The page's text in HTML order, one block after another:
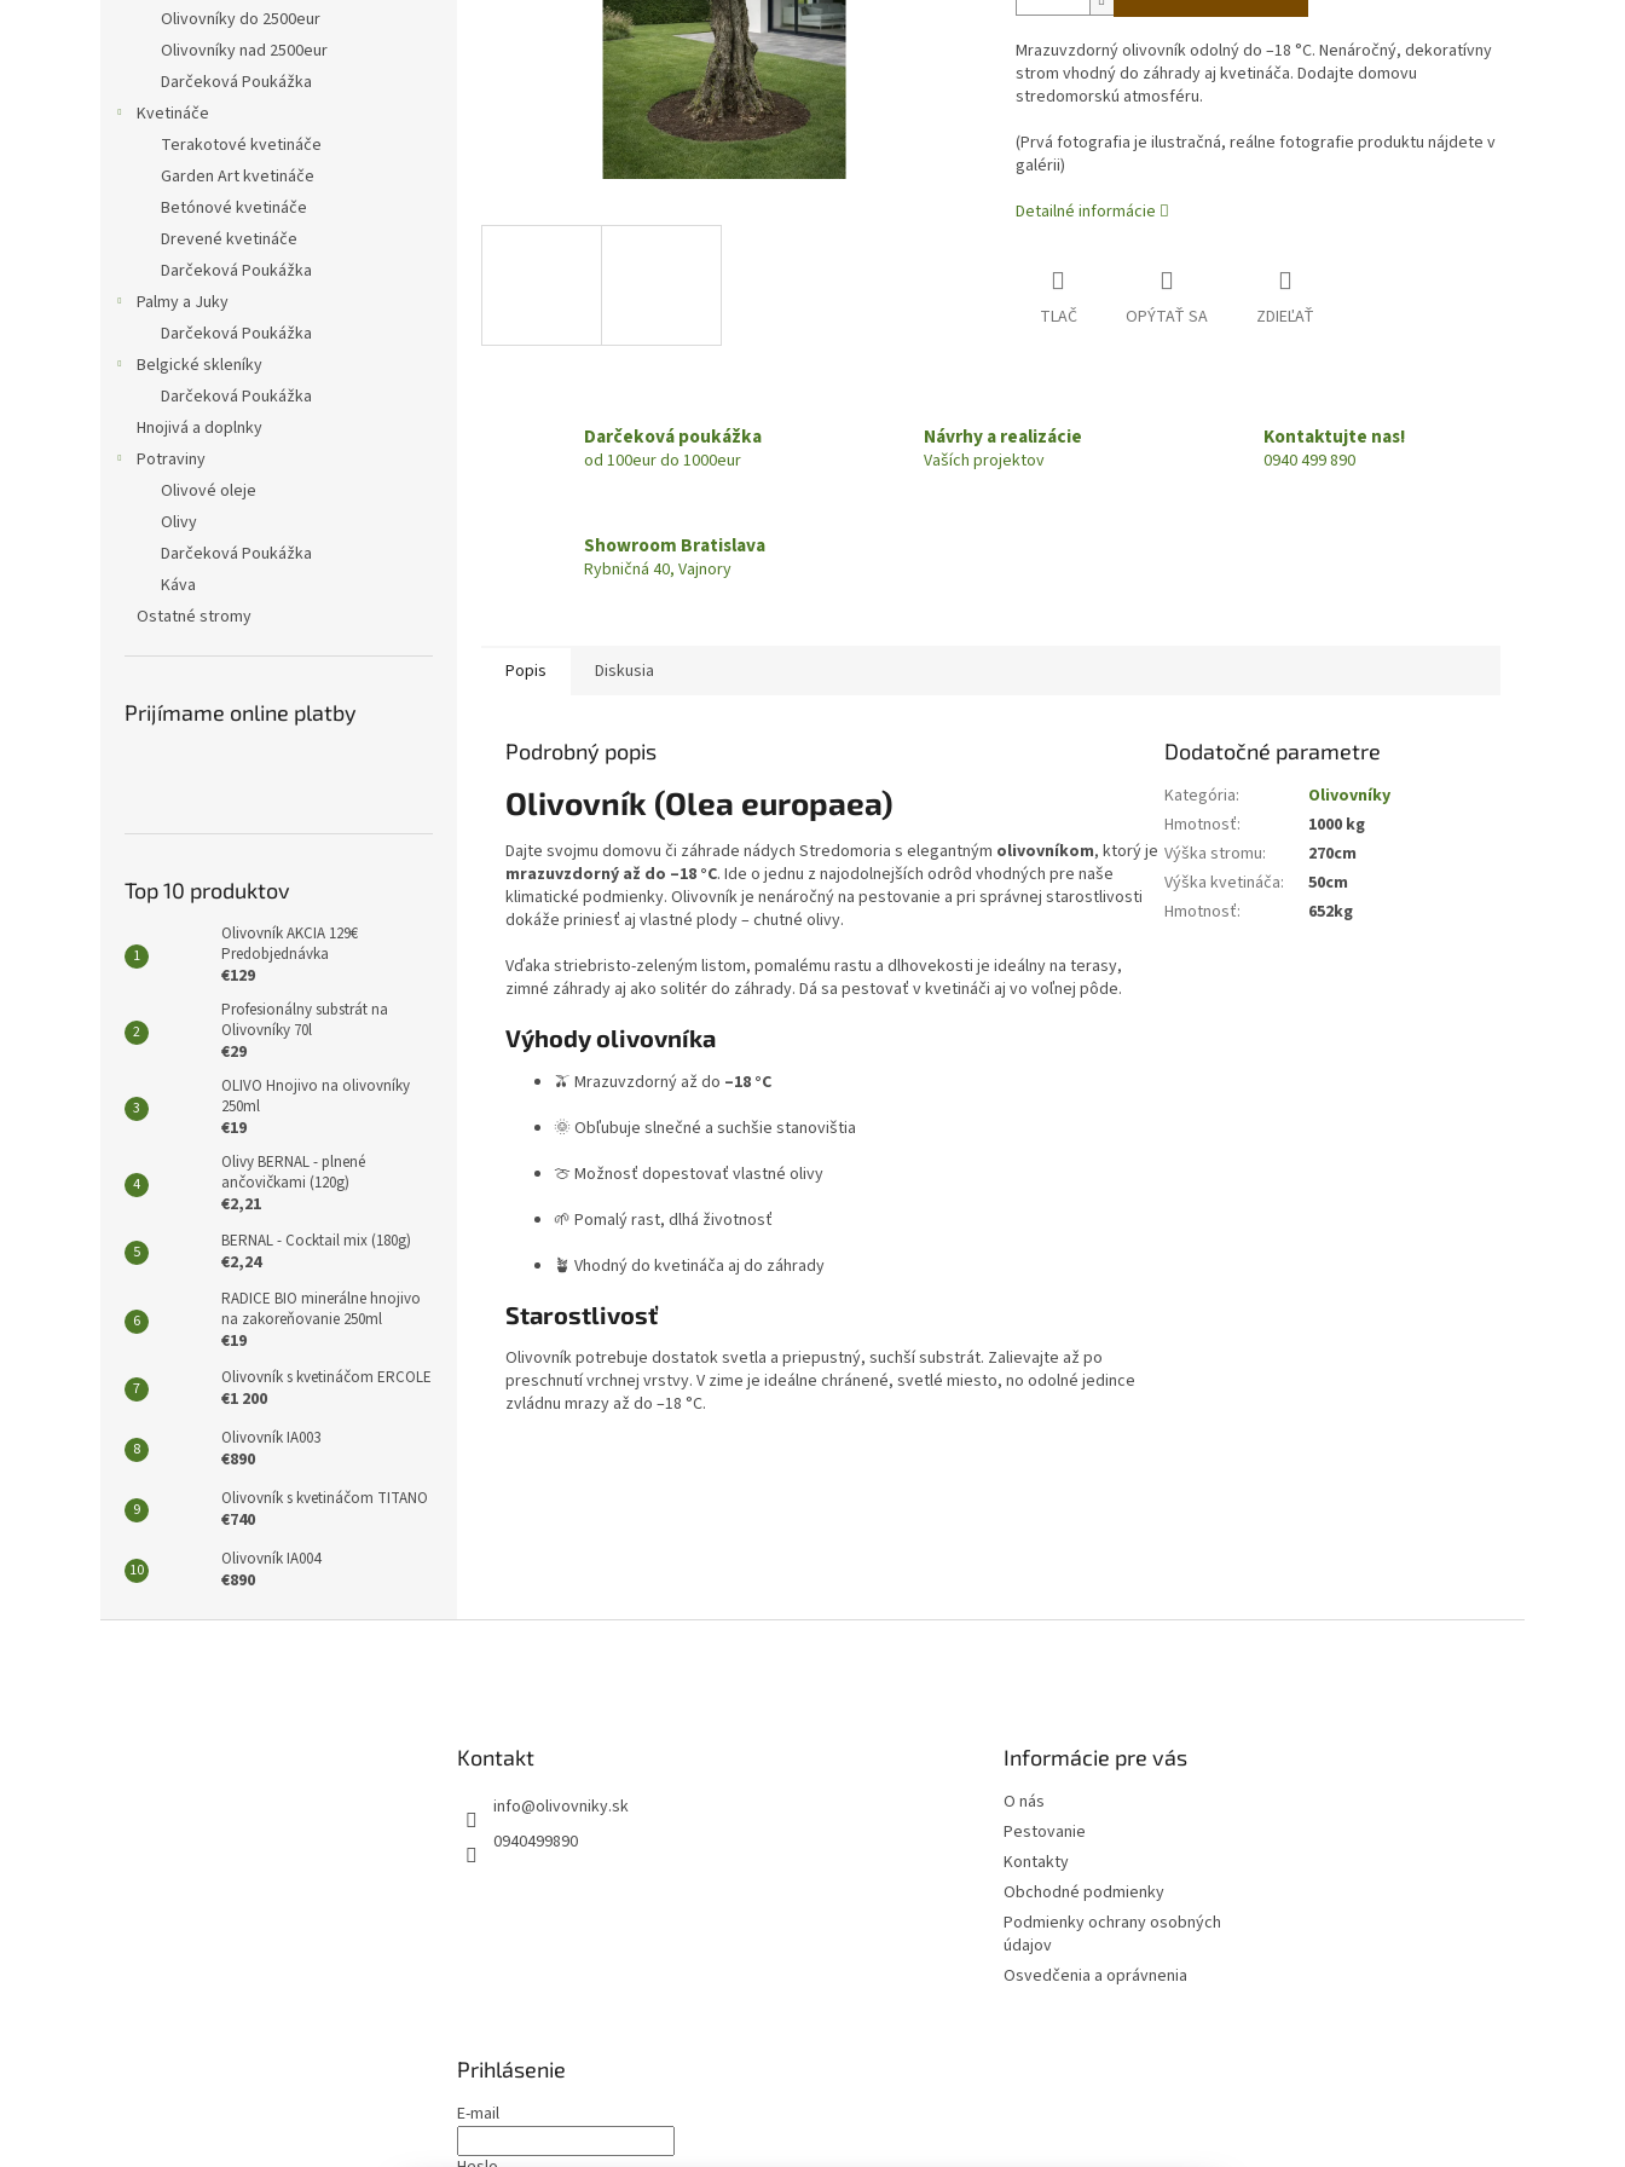
Olivovníky do 2500eur
Olivovníky nad 2500eur
Darčeková Poukážka
Kvetináče
Terakotové kvetináče
Garden Art kvetináče
Betónové kvetináče
Drevené kvetináče
Darčeková Poukážka
Palmy a Juky
Darčeková Poukážka
Belgické skleníky
Darčeková Poukážka
Hnojivá a doplnky
Potraviny
Olivové oleje
Olivy
Darčeková Poukážka
Káva
Ostatné stromy
Prijímame online platby
Top 10 produktov
Olivovník AKCIA 129€
Predobjednávka
€129
Profesionálny substrát na
Olivovníky 70l
€29
OLIVO Hnojivo na olivovníky
250ml
€19
Olivy BERNAL - plnené
ančovičkami (120g)
€2,21
BERNAL - Cocktail mix (180g)
€2,24
RADICE BIO minerálne hnojivo
na zakoreňovanie 250ml
€19
Olivovník s kvetináčom ERCOLE
€1 200
Olivovník IA003
€890
Olivovník s kvetináčom TITANO
€740
Olivovník IA004
€890
Mrazuvzdorný olivovník odolný do –18 °C. Nenáročný, dekoratívny
strom vhodný do záhrady aj kvetináča. Dodajte domovu
stredomorskú atmosféru.
(Prvá fotografia je ilustračná, reálne fotografie produktu nájdete v
galérii)
Detailné informácie
TLAČ OPÝTAŤ SA ZDIEĽAŤ
Darčeková poukážka
od 100eur do 1000eur
Návrhy a realizácie
Vaších projektov
Kontaktujte nas!
0940 499 890
Showroom Bratislava
Rybničná 40, Vajnory
Popis Diskusia
Podrobný popis
Olivovník (Olea europaea)
Dajte svojmu domovu či záhrade nádych Stredomoria s elegantným olivovníkom, ktorý je
mrazuvzdorný až do –18 °C. Ide o jednu z najodolnejších odrôd vhodných pre naše
klimatické podmienky. Olivovník je nenáročný na pestovanie a pri správnej starostlivosti
dokáže priniesť aj vlastné plody – chutné olivy.
Vďaka striebristo-zeleným listom, pomalému rastu a dlhovekosti je ideálny na terasy,
zimné záhrady aj ako solitér do záhrady. Dá sa pestovať v kvetináči aj vo voľnej pôde.
Výhody olivovníka
🫒 Mrazuvzdorný až do –18 °C
🌞 Obľubuje slnečné a suchšie stanovištia
🍈 Možnosť dopestovať vlastné olivy
🌱 Pomalý rast, dlhá životnosť
🪴 Vhodný do kvetináča aj do záhrady
Starostlivosť
Olivovník potrebuje dostatok svetla a priepustný, suchší substrát. Zalievajte až po
preschnutí vrchnej vrstvy. V zime je ideálne chránené, svetlé miesto, no odolné jedince
zvládnu mrazy až do –18 °C.
Dodatočné parametre
Kategória:
Olivovníky
Hmotnosť:
1000 kg
Výška stromu:
270cm
Výška kvetináča:
50cm
Hmotnosť: 652kg
Kontakt
info@olivovniky.sk
0940499890
Informácie pre vás
O nás
Pestovanie
Kontakty
Obchodné podmienky
Podmienky ochrany osobných
údajov
Osvedčenia a oprávnenia
Prihlásenie
E-mail